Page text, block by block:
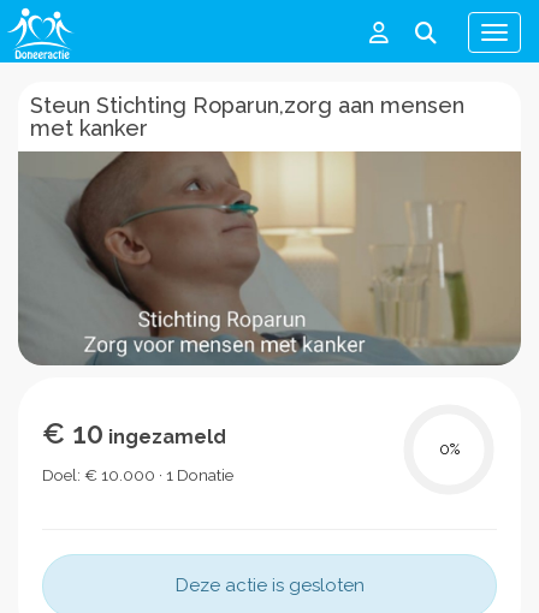
Menu
Steun Stichting Roparun,zorg aan mensen
met kanker
€ 10 ingezameld
Doel: € 10.000 · 1 Donatie
0%
Deze actie is gesloten